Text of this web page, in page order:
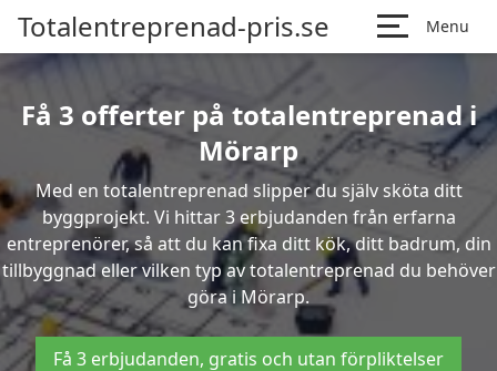
Totalentreprenad-pris.se Menu
Få 3 offerter på totalentreprenad i
Mörarp
Med en totalentreprenad slipper du själv sköta ditt
byggprojekt. Vi hittar 3 erbjudanden från erfarna
entreprenörer, så att du kan fixa ditt kök, ditt badrum, din
tillbyggnad eller vilken typ av totalentreprenad du behöver
göra i Mörarp.
Få 3 erbjudanden, gratis och utan förpliktelser